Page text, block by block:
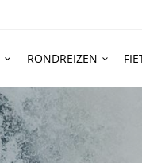
RONDREIZEN